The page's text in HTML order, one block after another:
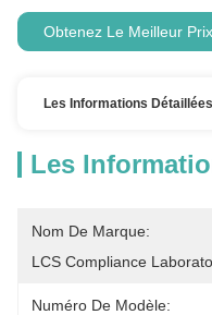
Obtenez Le Meilleur Prix
Les Informations Détaillées
Les
Nom De Marque:
LCS Compliance
Numéro De Modèle: